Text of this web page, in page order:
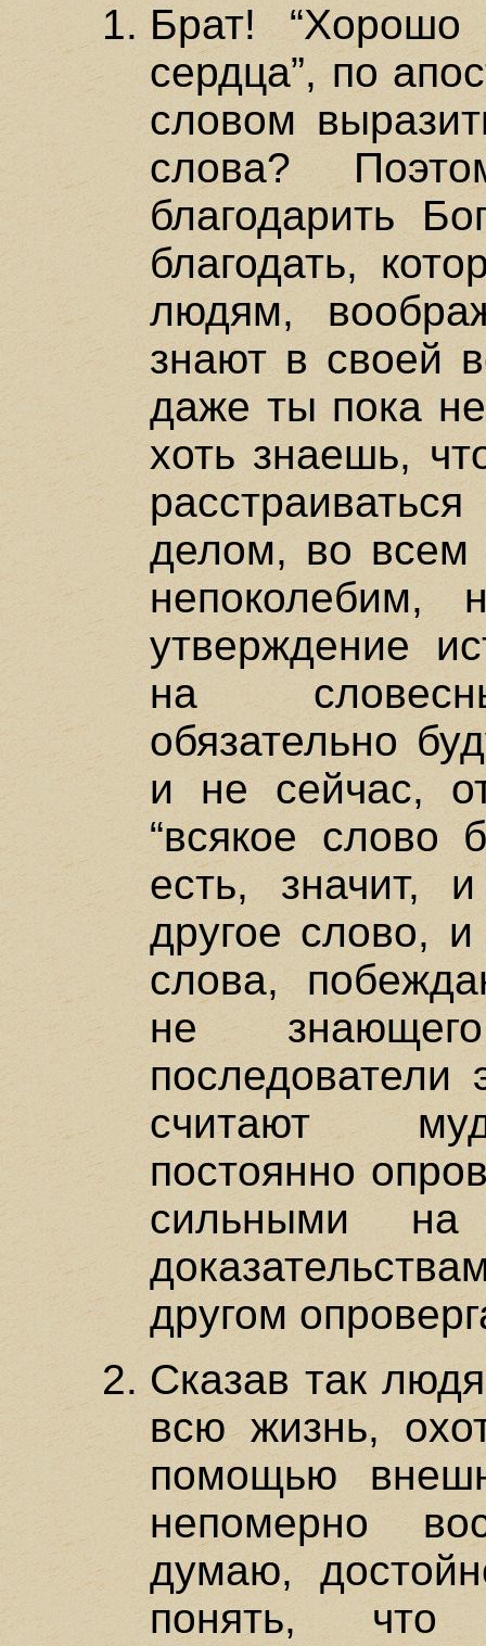
Брат! “Хорошо
сердца”, по
словом
слова?
благодарить
благодать,
людям,
знают в своей
даже ты пока
хоть знаешь,
делом, во всем
непоколебим,
утверждение
на
обязательно
и не сейчас,
“всякое слово
есть, значит,
другое слово,
слова,
не
последователи
считают
постоянно
сильными на
другом
Сказав так
всю жизнь,
помощью
непомерно
думаю,
понять, что